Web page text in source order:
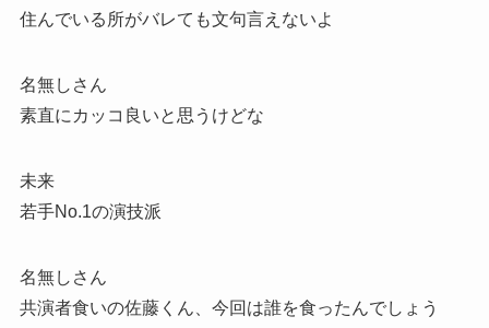
住んでいる所がバレても文句言えないよ
名無しさん
素直にカッコ良いと思うけどな
未来
若手No.1の演技派
名無しさん
共演者食いの佐藤くん、今回は誰を食ったんでしょう